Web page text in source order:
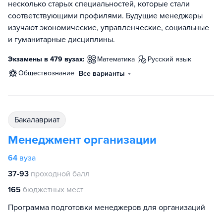
несколько старых специальностей, которые стали
соответствующими профилями. Будущие менеджеры
изучают экономические, управленческие, социальные
и гуманитарные дисциплины.
Экзамены в 479 вузах: математика
русский язык
обществознание Все варианты
бакалавриат
Менеджмент организации
64 вуза
37-93 проходной балл
165 бюджетных мест
Программа подготовки менеджеров для организаций